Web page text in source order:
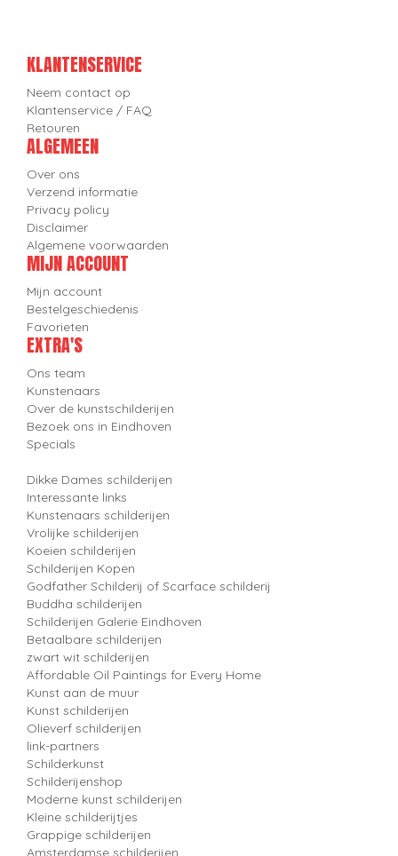
KLANTENSERVICE
Neem contact op
Klantenservice / FAQ
Retouren
ALGEMEEN
Over ons
Verzend informatie
Privacy policy
Disclaimer
Algemene voorwaarden
MIJN ACCOUNT
Mijn account
Bestelgeschiedenis
Favorieten
EXTRA'S
Ons team
Kunstenaars
Over de kunstschilderijen
Bezoek ons in Eindhoven
Specials
Dikke Dames schilderijen
Interessante links
Kunstenaars schilderijen
Vrolijke schilderijen
Koeien schilderijen
Schilderijen Kopen
Godfather Schilderij of Scarface schilderij
Buddha schilderijen
Schilderijen Galerie Eindhoven
Betaalbare schilderijen
zwart wit schilderijen
Affordable Oil Paintings for Every Home
Kunst aan de muur
Kunst schilderijen
Olieverf schilderijen
link-partners
Schilderkunst
Schilderijenshop
Moderne kunst schilderijen
Kleine schilderijtjes
Grappige schilderijen
Amsterdamse schilderijen